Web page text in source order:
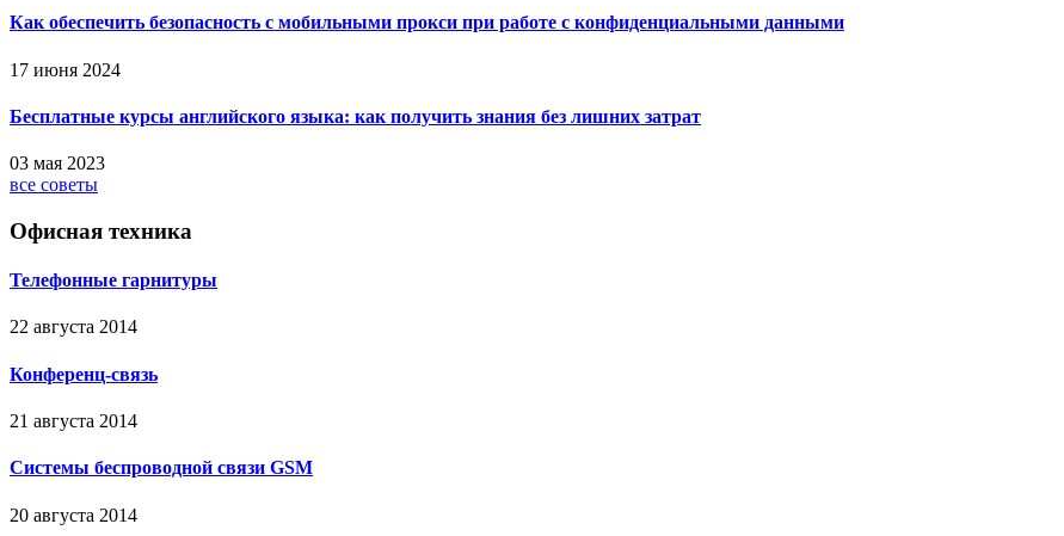
Как обеспечить безопасность с мобильными прокси при работе с конфиденциальными данными
17 июня 2024
Бесплатные курсы английского языка: как получить знания без лишних затрат
03 мая 2023
все советы
Офисная техника
Телефонные гарнитуры
22 августа 2014
Конференц-связь
21 августа 2014
Системы беспроводной связи GSM
20 августа 2014